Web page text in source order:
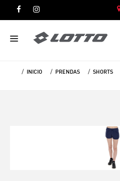
INICIO PRENDAS SHORTS